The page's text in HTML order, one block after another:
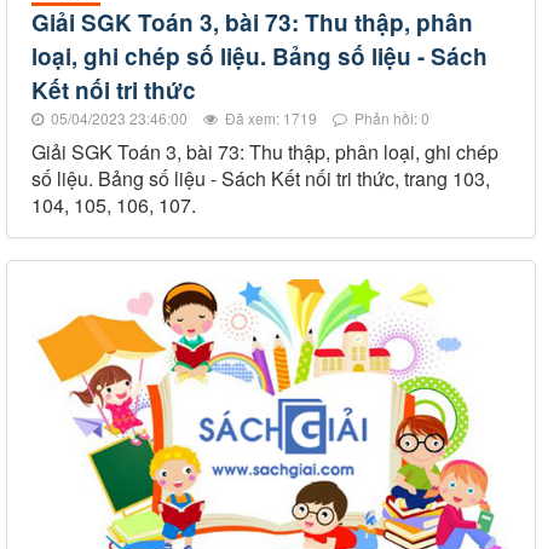
Giải SGK Toán 3, bài 73: Thu thập, phân
loại, ghi chép số liệu. Bảng số liệu - Sách
Kết nối tri thức
05/04/2023 23:46:00 Đã xem: 1719 Phản hồi: 0
Giải SGK Toán 3, bài 73: Thu thập, phân loại, ghi chép
số liệu. Bảng số liệu - Sách Kết nối tri thức, trang 103,
104, 105, 106, 107.